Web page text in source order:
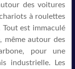
des voitures
à roulettes
est immaculé
même autour des
pour une
industrielle. Les